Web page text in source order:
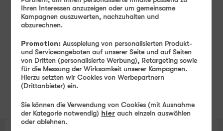
statt50MBit/s
3
x
GB
gratis
40 GB
24,99€
1099
€ mtl.
statt19,99 €
TIPP
Ihren Interessen anzuzeigen oder um gemeinsame
Kampagnen auszuwerten, nachzuhalten und
abzurechnen.
Promotion: Ausspielung von personalisierten Produkt-
und Serviceangeboten auf unserer Seite und auf Seiten
von Dritten (personalisierte Werbung), Retargeting sowie
für die Messung der Wirksamkeit unserer Kampagnen.
Hierzu setzten wir Cookies von Werbepartnern
(Drittanbieter) ein.
Sie können die Verwendung von Cookies (mit Ausnahme
der Kategorie notwendig) hier auch einzeln auswählen
oder ablehnen.